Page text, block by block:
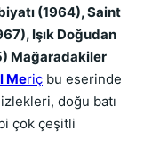
(1964), Saint
Işık Doğudan
Mağaradakiler
Meriç bu eserinde
doğu batı
çok çeşitli